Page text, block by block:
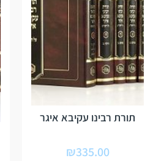
תורת רבינו עקיבא איגר
₪335.00